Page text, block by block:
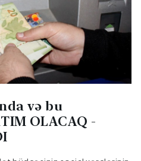
və bu
OLACAQ -